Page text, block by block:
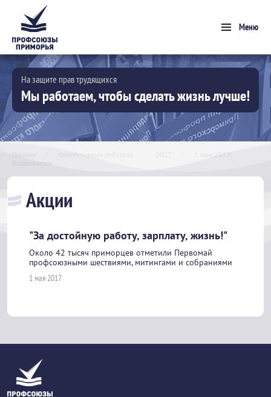
Меню
На защите прав трудящихся
Мы работаем, чтобы сделать жизнь лучше!
Главная Коллективные действия
1 мая 2017,
Владивосток
Акции
"За достойную работу, зарплату, жизнь!"
Около 42 тысяч приморцев отметили Первомай
профсоюзными шествиями, митингами и собраниями
1 мая 2017